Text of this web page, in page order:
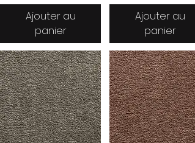
Ajouter au
panier
Ajouter au
panier